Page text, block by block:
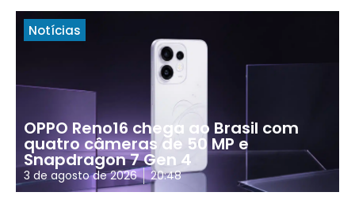
Notícias
OPPO Reno16 chega ao Brasil com
quatro câmeras de 50 MP e
Snapdragon 7 Gen 4
3 de agosto de 2026 20:48